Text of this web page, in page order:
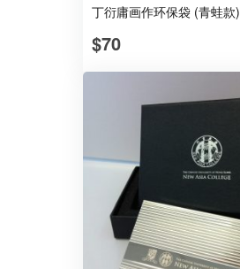
丁衍庸画作环保袋 (青蛙款)
$70